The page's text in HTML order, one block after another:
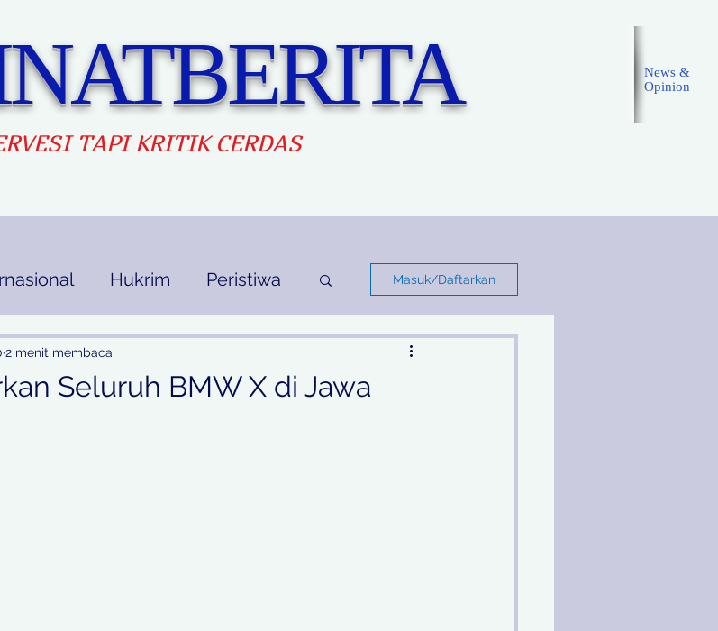
I TAPI KRITIK CERDAS
News &
Opinion
Hukrim Peristiwa
Opini
Masuk/Daftarkan
Seluruh BMW X di Jawa
2 menit membaca